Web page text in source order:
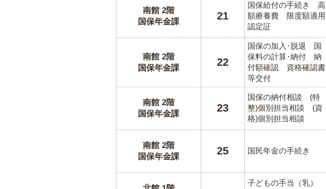
南館 2階
国保年金課
21
国保給付の手続き 高
額療養費 限度額適用
認定証
南館 2階
国保年金課
22
国保の加入･脱退 国
保料の計算･納付 納
付額確認 資格確認書
等交付
南館 2階
国保年金課
23
国保の納付相談 (特
整)個別担当相談 (資
格)個別担当相談
南館 2階
国保年金課
25 国民年金の手続き
子どもの手当（乳）